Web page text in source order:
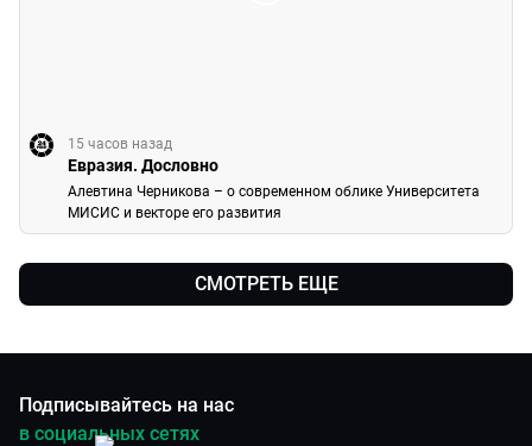
15 часов назад
Евразия. Дословно
Алевтина Черникова – о современном облике Университета
МИСИС и векторе его развития
СМОТРЕТЬ ЕЩЕ
Подписывайтесь на нас
в социальных сетях